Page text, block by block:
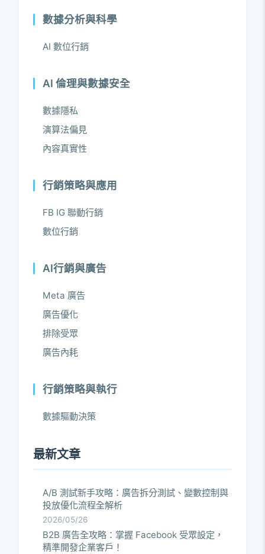
數據分析與科學
AI 數位行銷
AI 倫理與數據安全
數據隱私
演算法偏見
內容真實性
行銷策略與應用
FB IG 聯動行銷
數位行銷
AI行銷與廣告
Meta 廣告
廣告優化
排除受眾
廣告內耗
行銷策略與執行
數據驅動決策
最新文章
A/B 測試新手攻略：廣告拆分測試、變數控制與
投放優化流程全解析
2026/05/26
B2B 廣告全攻略：掌握 Facebook 受眾設定，
精準開發企業客戶！